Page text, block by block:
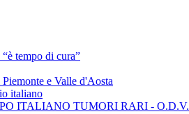
tempo di cura”
e Valle d'Aosta
italiano
ITALIANO TUMORI RARI - O.D.V.